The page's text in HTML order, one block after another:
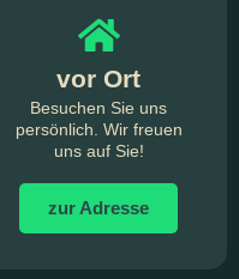
vor Ort
Besuchen Sie uns
persönlich. Wir freuen
uns auf Sie!
zur Adresse